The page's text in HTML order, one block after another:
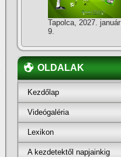
Tapolca, 2027. január
9.
OLDALAK
Kezdőlap
Videógaléria
Lexikon
A kezdetektől napjainkig